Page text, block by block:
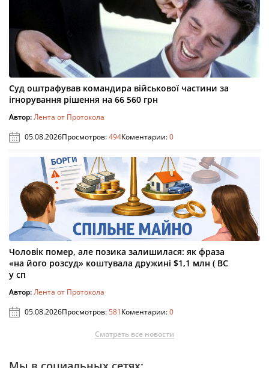
Суд оштрафував командира військової частини за
ігнорування рішення на 66 560 грн
Автор:Лента от Протокола
05.08.2026Просмотров:494Коментарии:0
Чоловік помер, але позика залишилася: як фраза
«на його розсуд» коштувала дружині $1,1 млн ( ВС
у сп
Автор:Лента от Протокола
05.08.2026Просмотров:581Коментарии:0
Смотреть все новости